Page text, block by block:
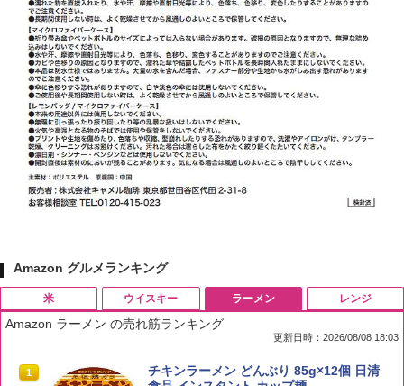
Amazon グルメランキング
米
1 by Amazon 国産ブレンド米 精米 5kg
ウイスキー
1
ブラックニッカ ニッカ Nikka ウィスキ
ラーメン
Amazon ラーメン の売れ筋ランキング
更新日時：2026/08/08 18:03
1
チキンラーメン どんぶり 85g×12個 日清
レンジ